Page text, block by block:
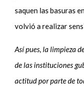
saquen las basuras
volvió a realizar
Así pues, la limpieza
de las instituciones
actitud por parte de